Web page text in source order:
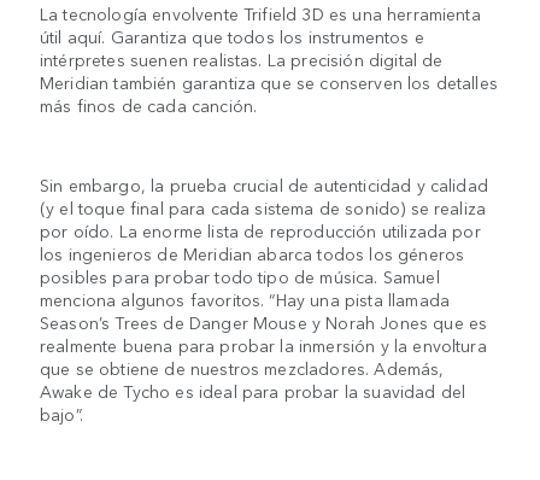
La tecnología envolvente Trifield 3D es una herramienta
útil aquí. Garantiza que todos los instrumentos e
intérpretes suenen realistas. La precisión digital de
Meridian también garantiza que se conserven los detalles
más finos de cada canción.
Sin embargo, la prueba crucial de autenticidad y calidad
(y el toque final para cada sistema de sonido) se realiza
por oído. La enorme lista de reproducción utilizada por
los ingenieros de Meridian abarca todos los géneros
posibles para probar todo tipo de música. Samuel
menciona algunos favoritos. “Hay una pista llamada
Season’s Trees de Danger Mouse y Norah Jones que es
realmente buena para probar la inmersión y la envoltura
que se obtiene de nuestros mezcladores. Además,
Awake de Tycho es ideal para probar la suavidad del
bajo”.